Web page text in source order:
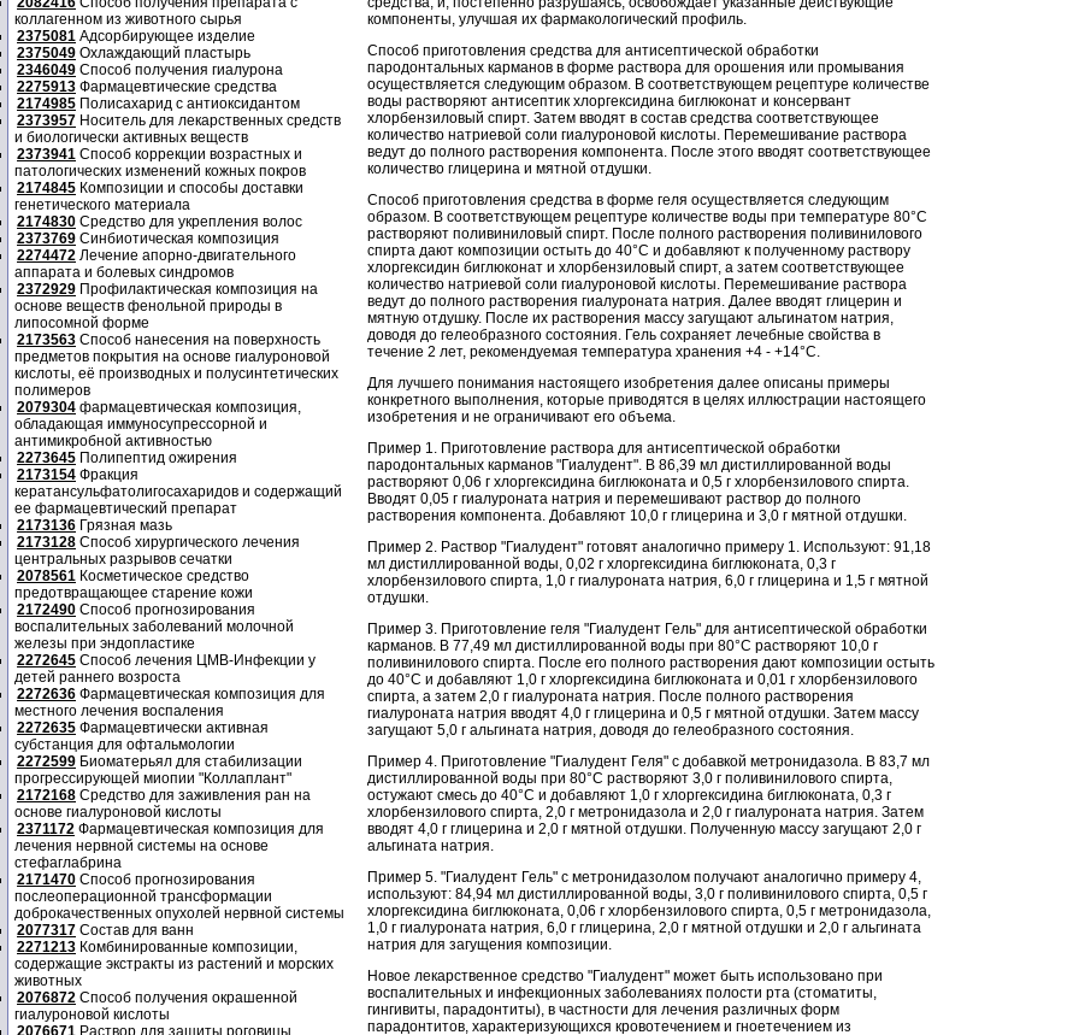
коллагенном из животного сырья
2375081 Адсорбирующее изделие
2375049 Охлаждающий пластырь
2346049 Способ получения гиалурона
2275913 Фармацевтические средства
2174985 Полисахарид с антиоксидантом
2373957 Носитель для лекарственных средств
и биологически активных веществ
2373941 Способ коррекции возрастных и
патологических изменений кожных покров
2174845 Композиции и способы доставки
генетического материала
2174830 Средство для укрепления волос
2373769 Синбиотическая композиция
2274472 Лечение апорно-двигательного
аппарата и болевых синдромов
2372929 Профилактическая композиция на
основе веществ фенольной природы в
липосомной форме
2173563 Способ нанесения на поверхность
предметов покрытия на основе гиалуроновой
кислоты, её производных и полусинтетических
полимеров
2079304 фармацевтическая композиция,
обладающая иммуносупрессорной и
антимикробной активностью
2273645 Полипептид ожирения
2173154 Фракция
кератансульфатолигосахаридов и содержащий
ее фармацевтический препарат
2173136 Грязная мазь
2173128 Способ хирургического лечения
центральных разрывов сечатки
2078561 Косметическое средство
предотвращающее старение кожи
2172490 Способ прогнозирования
воспалительных заболеваний молочной
железы при эндопластике
2272645 Способ лечения ЦМВ-Инфекции у
детей раннего возроста
2272636 Фармацевтическая композиция для
местного лечения воспаления
2272635 Фармацевтически активная
субстанция для офтальмологии
2272599 Биоматерьял для стабилизации
прогрессирующей миопии "Коллаплант"
2172168 Средство для заживления ран на
основе гиалуроновой кислоты
2371172 Фармацевтическая композиция для
лечения нервной системы на основе
стефаглабрина
2171470 Способ прогнозирования
послеоперационной трансформации
доброкачественных опухолей нервной системы
2077317 Состав для ванн
2271213 Комбинированные композиции,
содержащие экстракты из растений и морских
животных
2076872 Способ получения окрашенной
гиалуроновой кислоты
2076671 Раствор для защиты роговицы
компоненты, улучшая их фармакологический профиль.
Способ приготовления средства для антисептической обработки
пародонтальных карманов в форме раствора для орошения или промывания
осуществляется следующим образом. В соответствующем рецептуре количестве
воды растворяют антисептик хлоргексидина биглюконат и консервант
хлорбензиловый спирт. Затем вводят в состав средства соответствующее
количество натриевой соли гиалуроновой кислоты. Перемешивание раствора
ведут до полного растворения компонента. После этого вводят соответствующее
количество глицерина и мятной отдушки.
Способ приготовления средства в форме геля осуществляется следующим
образом. В соответствующем рецептуре количестве воды при температуре 80°С
растворяют поливиниловый спирт. После полного растворения поливинилового
спирта дают композиции остыть до 40°С и добавляют к полученному раствору
хлоргексидин биглюконат и хлорбензиловый спирт, а затем соответствующее
количество натриевой соли гиалуроновой кислоты. Перемешивание раствора
ведут до полного растворения гиалуроната натрия. Далее вводят глицерин и
мятную отдушку. После их растворения массу загущают альгинатом натрия,
доводя до гелеобразного состояния. Гель сохраняет лечебные свойства в
течение 2 лет, рекомендуемая температура хранения +4 - +14°С.
Для лучшего понимания настоящего изобретения далее описаны примеры
конкретного выполнения, которые приводятся в целях иллюстрации настоящего
изобретения и не ограничивают его объема.
Пример 1. Приготовление раствора для антисептической обработки
пародонтальных карманов "Гиалудент". В 86,39 мл дистиллированной воды
растворяют 0,06 г хлоргексидина биглюконата и 0,5 г хлорбензилового спирта.
Вводят 0,05 г гиалуроната натрия и перемешивают раствор до полного
растворения компонента. Добавляют 10,0 г глицерина и 3,0 г мятной отдушки.
Пример 2. Раствор "Гиалудент" готовят аналогично примеру 1. Используют: 91,18
мл дистиллированной воды, 0,02 г хлоргексидина биглюконата, 0,3 г
хлорбензилового спирта, 1,0 г гиалуроната натрия, 6,0 г глицерина и 1,5 г мятной
отдушки.
Пример 3. Приготовление геля "Гиалудент Гель" для антисептической обработки
карманов. В 77,49 мл дистиллированной воды при 80°С растворяют 10,0 г
поливинилового спирта. После его полного растворения дают композиции остыть
до 40°С и добавляют 1,0 г хлоргексидина биглюконата и 0,01 г хлорбензилового
спирта, а затем 2,0 г гиалуроната натрия. После полного растворения
гиалуроната натрия вводят 4,0 г глицерина и 0,5 г мятной отдушки. Затем массу
загущают 5,0 г альгината натрия, доводя до гелеобразного состояния.
Пример 4. Приготовление "Гиалудент Геля" с добавкой метронидазола. В 83,7 мл
дистиллированной воды при 80°С растворяют 3,0 г поливинилового спирта,
остужают смесь до 40°С и добавляют 1,0 г хлоргексидина биглюконата, 0,3 г
хлорбензилового спирта, 2,0 г метронидазола и 2,0 г гиалуроната натрия. Затем
вводят 4,0 г глицерина и 2,0 г мятной отдушки. Полученную массу загущают 2,0 г
альгината натрия.
Пример 5. "Гиалудент Гель" с метронидазолом получают аналогично примеру 4,
используют: 84,94 мл дистиллированной воды, 3,0 г поливинилового спирта, 0,5 г
хлоргексидина биглюконата, 0,06 г хлорбензилового спирта, 0,5 г метронидазола,
1,0 г гиалуроната натрия, 6,0 г глицерина, 2,0 г мятной отдушки и 2,0 г альгината
натрия для загущения композиции.
Новое лекарственное средство "Гиалудент" может быть использовано при
воспалительных и инфекционных заболеваниях полости рта (стоматиты,
гингивиты, парадонтиты), в частности для лечения различных форм
парадонтитов, характеризующихся кровотечением и гноетечением из